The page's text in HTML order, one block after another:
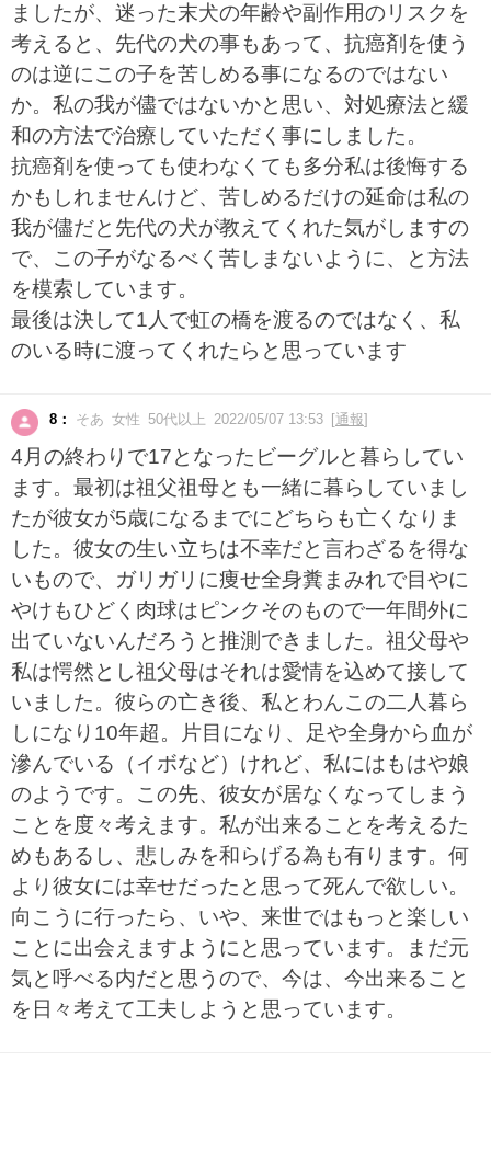
ましたが、迷った末犬の年齢や副作用のリスクを
考えると、先代の犬の事もあって、抗癌剤を使う
のは逆にこの子を苦しめる事になるのではない
か。私の我が儘ではないかと思い、対処療法と緩
和の方法で治療していただく事にしました。
抗癌剤を使っても使わなくても多分私は後悔する
かもしれませんけど、苦しめるだけの延命は私の
我が儘だと先代の犬が教えてくれた気がしますの
で、この子がなるべく苦しまないように、と方法
を模索しています。
最後は決して1人で虹の橋を渡るのではなく、私
のいる時に渡ってくれたらと思っています
8： そあ 女性 50代以上 2022/05/07 13:53 [通報]
4月の終わりで17となったビーグルと暮らしてい
ます。最初は祖父祖母とも一緒に暮らしていまし
たが彼女が5歳になるまでにどちらも亡くなりま
した。彼女の生い立ちは不幸だと言わざるを得な
いもので、ガリガリに痩せ全身糞まみれで目やに
やけもひどく肉球はピンクそのもので一年間外に
出ていないんだろうと推測できました。祖父母や
私は愕然とし祖父母はそれは愛情を込めて接して
いました。彼らの亡き後、私とわんこの二人暮ら
しになり10年超。片目になり、足や全身から血が
滲んでいる（イボなど）けれど、私にはもはや娘
のようです。この先、彼女が居なくなってしまう
ことを度々考えます。私が出来ることを考えるた
めもあるし、悲しみを和らげる為も有ります。何
より彼女には幸せだったと思って死んで欲しい。
向こうに行ったら、いや、来世ではもっと楽しい
ことに出会えますようにと思っています。まだ元
気と呼べる内だと思うので、今は、今出来ること
を日々考えて工夫しようと思っています。